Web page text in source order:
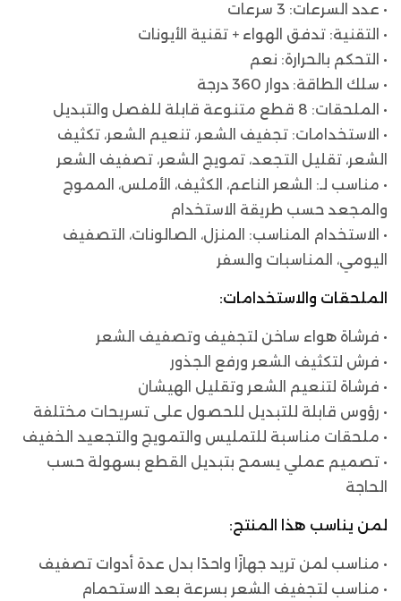
• عدد السرعات: 3 سرعات
• التقنية: تدفق الهواء + تقنية الأيونات
• التحكم بالحرارة: نعم
• سلك الطاقة: دوار 360 درجة
• الملحقات: 8 قطع متنوعة قابلة للفصل والتبديل
• الاستخدامات: تجفيف الشعر، تنعيم الشعر، تكثيف
الشعر، تقليل التجعد، تمويج الشعر، تصفيف الشعر
• مناسب لـ: الشعر الناعم، الكثيف، الأملس، المموج
والمجعد حسب طريقة الاستخدام
• الاستخدام المناسب: المنزل، الصالونات، التصفيف
اليومي، المناسبات والسفر
الملحقات والاستخدامات:
• فرشاة هواء ساخن لتجفيف وتصفيف الشعر
• فرش لتكثيف الشعر ورفع الجذور
• فرشاة لتنعيم الشعر وتقليل الهيشان
• رؤوس قابلة للتبديل للحصول على تسريحات مختلفة
• ملحقات مناسبة للتمليس والتمويج والتجعيد الخفيف
• تصميم عملي يسمح بتبديل القطع بسهولة حسب
الحاجة
لمن يناسب هذا المنتج:
• مناسب لمن تريد جهازًا واحدًا بدل عدة أدوات تصفيف
• مناسب لتجفيف الشعر بسرعة بعد الاستحمام